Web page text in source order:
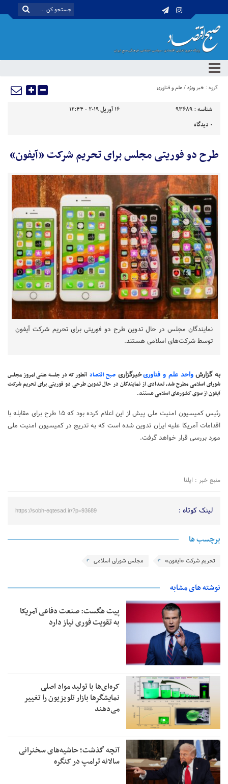
گروه : خبر ویژه/علم و فناوری
شناسه : 93689
16 آوریل 2019 - 12:44
0 دیدگاه
طرح دو فوریتی مجلس برای تحریم شرکت «آیفون»
نمایندگان مجلس در حال تدوین طرح دو فوریتی برای تحریم شرکت آیفون
توسط شرکت‌های اسلامی هستند.
به گزارشواحد علم و فناوریخبرگزاریصبح اقتصاد آنطور که در جلسه علنی امروز مجلس
شورای اسلامی مطرح شد، تعدادی از نمایندگان در حال تدوین طرحی دو فوریتی برای تحریم شرکت
آیفون از سوی کشورهای اسلامی هستند.
رئیس کمیسیون امنیت ملی پیش از این اعلام کرده بود که ۱۵ طرح برای مقابله با
اقدامات آمریکا علیه ایران تدوین شده است که به تدریج در کمیسیون امنیت ملی
مورد بررسی قرار خواهد گرفت.
منبع خبر : ایلنا
لینک کوتاه : https://sobh-eqtesad.ir/?p=93689
برچسب ها
تحریم شرکت «آیفون» مجلس شورای اسلامی
نوشته های مشابه
پیت هگست: صنعت دفاعی آمریکا
به تقویت فوری نیاز دارد
کره‌ای‌ها با تولید مواد اصلی
نمایشگرها بازار تلویزیون را تغییر
می‌دهند
آنچه گذشت؛ حاشیه‌های سخنرانی
سالانه ترامپ در کنگره